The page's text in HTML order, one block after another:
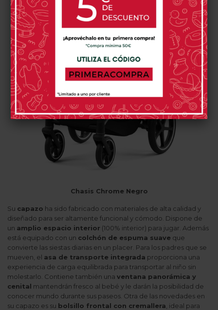
Chasis Chrome Negro
Su capazo ha sido fabricado con materiales de alta calidad y
diseñado para ser altamente funcional y cómodo. Dispone de
un amplio espacio interior (100% interior) para jugar. Además
está equipado con un colchón de espuma suave que
convierte las siestas diarias en un placer. Para los padres que se
mueven, el asa de transporte integrada proporciona una
experiencia de carga equilibrada para transportar al niño sin
molestarlo. Contiene también una ventana panorámica y
cenital mantendrán fresco al bebé y le darán la posibilidad de
conocer mundo durante sus paseos. Otra de las novedades en
su capazo es su bolsillo frontal con cremallera , ideal para